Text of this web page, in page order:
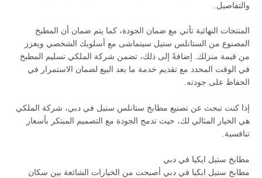
والتفاصيل.
المنتجات النهائية تأتي مع ضمان الجودة، كما يتم ضمان أن المطبخ
المصنوع من الستانلس ستيل سيتماشى مع أسلوبك الشخصي ويعزز
من قيمة منزلك. إضافةً إلى ذلك، تضمن شركة الملكي تسليم المطبخ
في الوقت المحدد مع تقديم خدمة ما بعد البيع لضمان الاستمرار في
الحفاظ على جودته.
إذا كنت تبحث عن تصنيع مطابخ ستانلس ستيل في دبي، شركة الملكي
هي الخيار المثالي لك، حيث تدمج الجودة مع التصميم المبتكر بأسعار
تنافسية.
مطابخ ستيل ايكيا في دبي
مطابخ ستيل ايكيا في دبي أصبحت من الخيارات الشائعة بين سكان